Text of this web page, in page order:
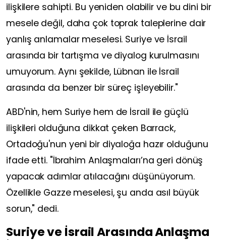
ilişkilere sahipti. Bu yeniden olabilir ve bu dini bir
mesele değil, daha çok toprak taleplerine dair
yanlış anlamalar meselesi. Suriye ve İsrail
arasında bir tartışma ve diyalog kurulmasını
umuyorum. Aynı şekilde, Lübnan ile İsrail
arasında da benzer bir süreç işleyebilir."
ABD'nin, hem Suriye hem de İsrail ile güçlü
ilişkileri olduğuna dikkat çeken Barrack,
Ortadoğu'nun yeni bir diyaloğa hazır olduğunu
ifade etti. "İbrahim Anlaşmaları’na geri dönüş
yapacak adımlar atılacağını düşünüyorum.
Özellikle Gazze meselesi, şu anda asıl büyük
sorun," dedi.
Suriye ve İsrail Arasında Anlaşma